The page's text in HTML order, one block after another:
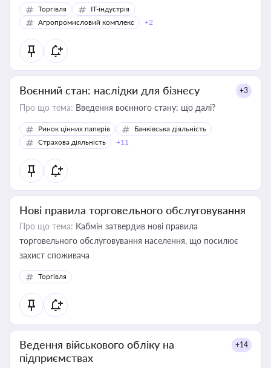
Торгівля
IT-індустрія
Агропромисловий комплекс
+2
Воєнний стан: наслідки для бізнесу +3
Про що тема: Введення воєнного стану: що далі?
Ринок цінних паперів
Банківська діяльність
Страхова діяльність
+11
Нові правила торговельного обслуговування
Про що тема: Кабмін затвердив нові правила
торговельного обслуговування населення, що посилює
захист споживача
Торгівля
Ведення військового обліку на
підприємствах
+14